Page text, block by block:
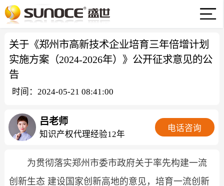
关于《郑州市高新技术企业培育三年倍增计划
实施方案（2024-2026年）》公开征求意见的公
告
时间：2024-05-21 08:41:00
吕老师
知识产权代理经验12年
电话咨询
为贯彻落实郑州市委市政府关于率先构建一流
创新生态 建设国家创新高地的意见，培育一流创新